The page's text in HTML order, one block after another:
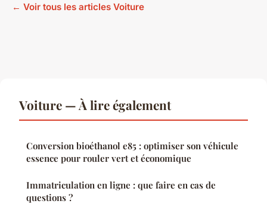
← Voir tous les articles Voiture
Voiture — À lire également
Conversion bioéthanol e85 : optimiser son véhicule
essence pour rouler vert et économique
Immatriculation en ligne : que faire en cas de
questions ?